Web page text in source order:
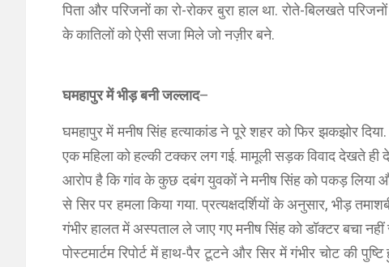
पिता और परिजनों का रो-रोकर बुरा हाल था. रोते-बिलखते
के कातिलों को ऐसी सजा मिले जो नज़ीर बने.
घमहापुर में भीड़ बनी जल्लाद–
घमहापुर में मनीष सिंह हत्याकांड ने पूरे शहर को फिर झकझोर
एक महिला को हल्की टक्कर लग गई. मामूली सड़क विवाद देखते
आरोप है कि गांव के कुछ दबंग युवकों ने मनीष सिंह को पकड़ लिया
से सिर पर हमला किया गया. प्रत्यक्षदर्शियों के अनुसार, भीड़
गंभीर हालत में अस्पताल ले जाए गए मनीष सिंह को डॉक्टर बचा
पोस्टमार्टम रिपोर्ट में हाथ-पैर टूटने और सिर में गंभीर चोट की